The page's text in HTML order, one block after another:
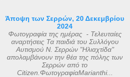
Άποψη των Σερρών, 20 Δεκεμβρίου
2024
Φωτογραφία της ημέρας - Τελευταίες
αναρτήσεις Τα παιδιά του Συλλόγου
Αυτισμού Ν. Σερρών "Ηλιαχτίδα"
απολαμβάνουν την θέα της πόλης των
Σερρών από το
Citizen.ΦωτογραφίαMarianthi...